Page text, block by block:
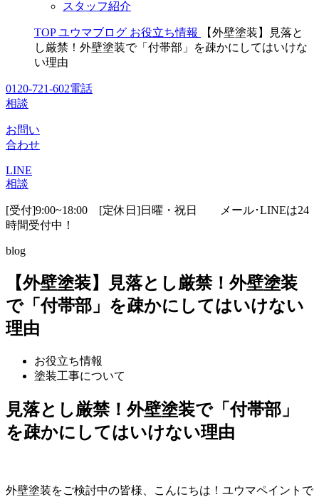
スタッフ紹介
TOP ユウマブログ お役立ち情報
【外壁塗装】見落と
し厳禁！外壁塗装で「付帯部」を疎かにしてはいけな
い理由
0120-721-602電話
相談
お問い
合わせ
LINE
相談
[受付]9:00~18:00 [定休日]日曜・祝日
メール･LINEは24
時間受付中！
blog
【外壁塗装】見落とし厳禁！外壁塗装
で「付帯部」を疎かにしてはいけない
理由
お役立ち情報
塗装工事について
見落とし厳禁！外壁塗装で「付帯部」
を疎かにしてはいけない理由
外壁塗装をご検討中の皆様、こんにちは！ユウマペイントで